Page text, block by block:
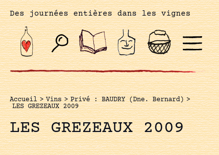
Des journées entières dans les vignes
Accueil > Vins > Privé : BAUDRY (Dne. Bernard) >
LES GREZEAUX 2009
LES GREZEAUX 2009